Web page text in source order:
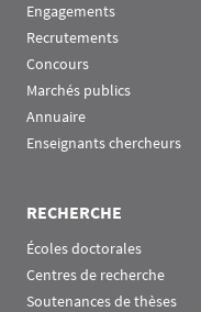
Engagements
Recrutements
Concours
Marchés publics
Annuaire
Enseignants chercheurs
RECHERCHE
Écoles doctorales
Centres de recherche
Soutenances de thèses